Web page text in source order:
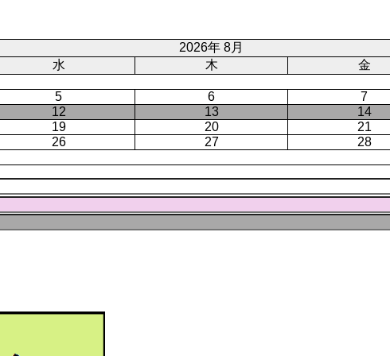
2026年 8月
水 木 金
5 6
7
12 13
14
19 20
21
26 27
28